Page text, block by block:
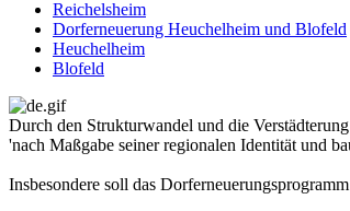
Reichelsheim
Dorferneuerung Heuchelheim und Blofeld
Heuchelheim
Blofeld
Durch den Strukturwandel und die
'nach Maßgabe seiner regionalen Identität und
Insbesondere soll das Dorferneuerungsprogramm